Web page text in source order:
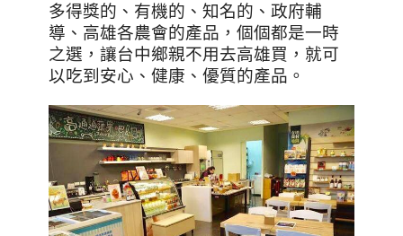
多得獎的、有機的、知名的、政府輔
導、高雄各農會的產品，個個都是一時
之選，讓台中鄉親不用去高雄買，就可
以吃到安心、健康、優質的產品。